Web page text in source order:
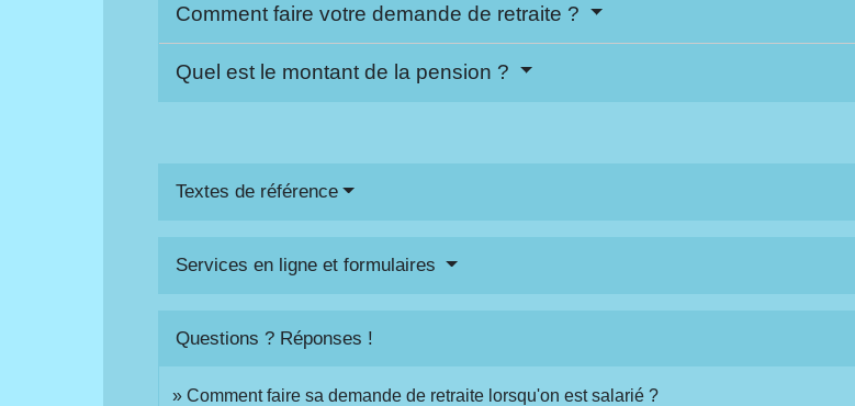
Comment faire votre demande de retraite ?
Quel est le montant de la pension ?
Textes de référence
Services en ligne et formulaires
Questions ? Réponses !
Comment faire sa demande de retraite lorsqu'on est salarié ?